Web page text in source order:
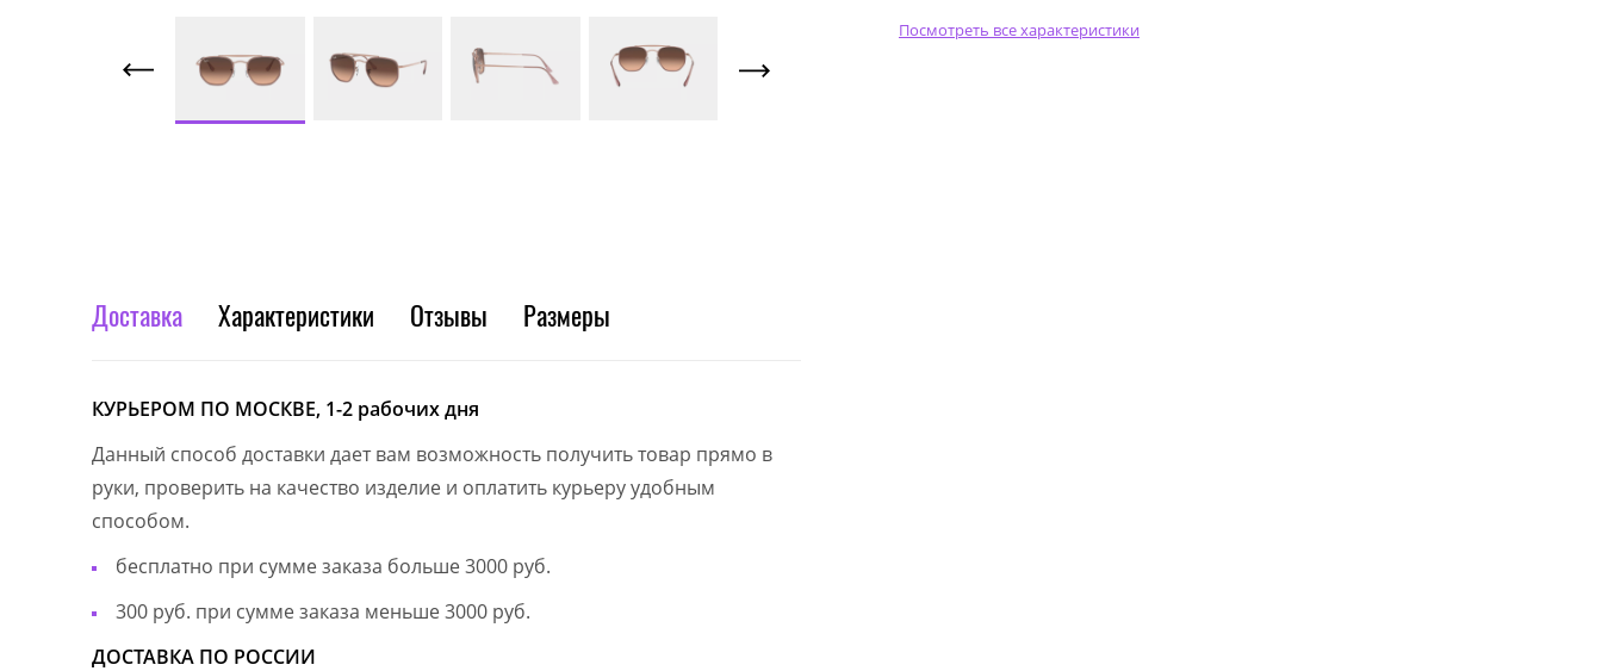
Посмотреть все характеристики
Доставка Характеристики Отзывы Размеры
КУРЬЕРОМ ПО МОСКВЕ, 1-2 рабочих дня
Данный способ доставки дает вам возможность получить товар прямо в
руки, проверить на качество изделие и оплатить курьеру удобным
способом.
бесплатно при сумме заказа больше 3000 руб.
300 руб. при сумме заказа меньше 3000 руб.
ДОСТАВКА ПО РОССИИ